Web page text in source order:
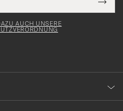
AUCH UNSERE